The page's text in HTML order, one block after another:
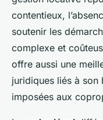
contentieux,
soutenir les
complexe et
offre aussi une
juridiques liés à son
imposées aux